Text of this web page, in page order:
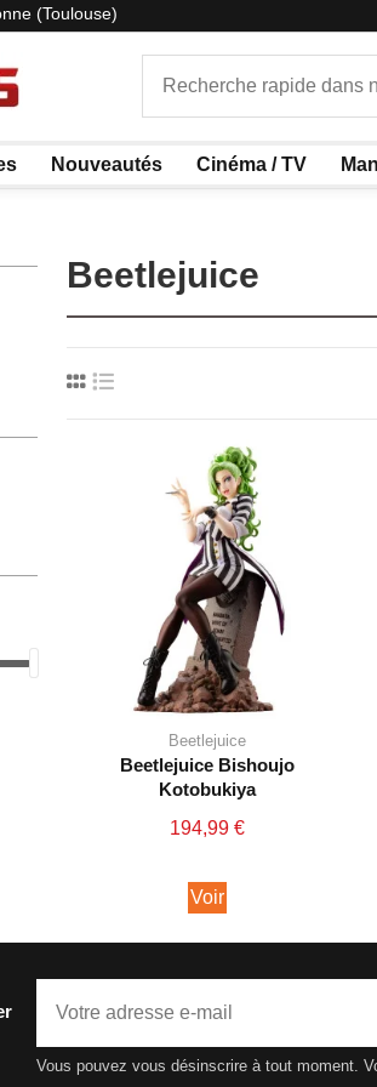
(Toulouse)
Nouveautés Cinéma / TV
Beetlejuice
Beetlejuice
Beetlejuice Bishoujo
Kotobukiya
194,99 €
Voir
Vous pouvez vous désinscrire à tout moment.